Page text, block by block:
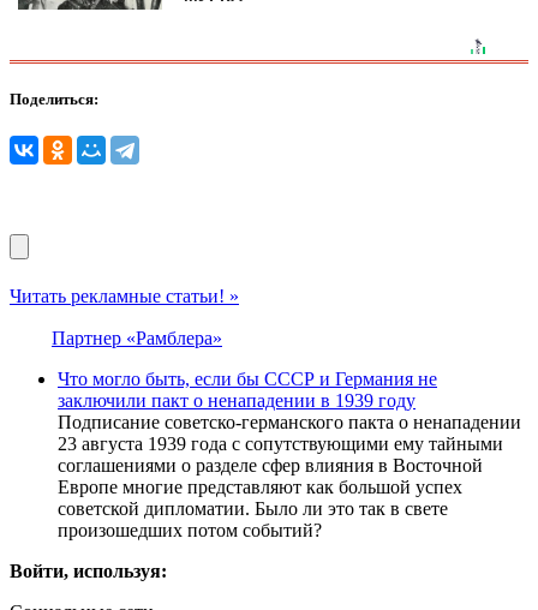
Поделиться:
Читать рекламные статьи! »
Партнер «Рамблера»
Что могло быть, если бы СССР и Германия не
заключили пакт о ненападении в 1939 году
Подписание советско-германского пакта о ненападении
23 августа 1939 года с сопутствующими ему тайными
соглашениями о разделе сфер влияния в Восточной
Европе многие представляют как большой успех
советской дипломатии. Было ли это так в свете
произошедших потом событий?
Войти, используя: